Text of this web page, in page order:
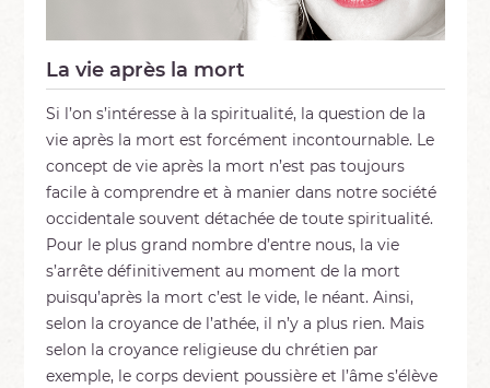
La vie après la mort
Si l’on s’intéresse à la spiritualité, la question de la
vie après la mort est forcément incontournable. Le
concept de vie après la mort n’est pas toujours
facile à comprendre et à manier dans notre société
occidentale souvent détachée de toute spiritualité.
Pour le plus grand nombre d’entre nous, la vie
s’arrête définitivement au moment de la mort
puisqu’après la mort c’est le vide, le néant. Ainsi,
selon la croyance de l’athée, il n’y a plus rien. Mais
selon la croyance religieuse du chrétien par
exemple, le corps devient poussière et l’âme s’élève